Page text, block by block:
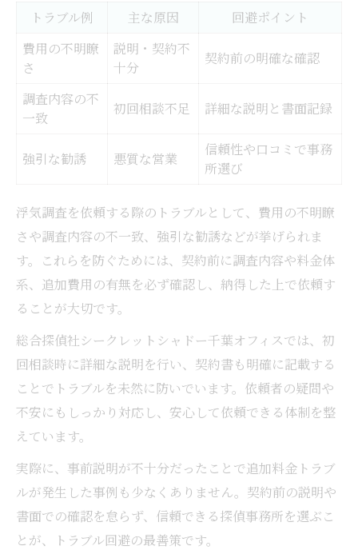
トラブル例 主な原因
回避ポイント
費用の不明瞭
さ
説明・契約不
十分
契約前の明確な確認
調査内容の不
一致
初回相談不足 詳細な説明と書面記録
強引な勧誘 悪質な営業
信頼性や口コミで事務
所選び
浮気調査を依頼する際のトラブルとして、費用の不明瞭
さや調査内容の不一致、強引な勧誘などが挙げられま
す。これらを防ぐためには、契約前に調査内容や料金体
系、追加費用の有無を必ず確認し、納得した上で依頼す
ることが大切です。
総合探偵社シークレットシャドー千葉オフィスでは、初
回相談時に詳細な説明を行い、契約書も明確に記載する
ことでトラブルを未然に防いでいます。依頼者の疑問や
不安にもしっかり対応し、安心して依頼できる体制を整
えています。
実際に、事前説明が不十分だったことで追加料金トラブ
ルが発生した事例も少なくありません。契約前の説明や
書面での確認を怠らず、信頼できる探偵事務所を選ぶこ
とが、トラブル回避の最善策です。